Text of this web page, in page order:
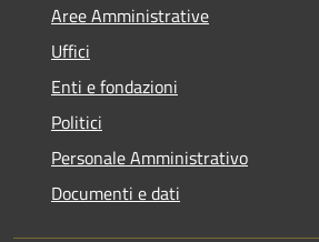
Aree Amministrative
Uffici
Enti e fondazioni
Politici
Personale Amministrativo
Documenti e dati